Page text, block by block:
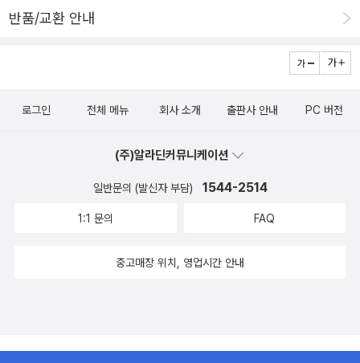
반품/교환 안내
로그인 전체 메뉴 회사 소개 출판사 안내 PC 버전
(주)알라딘커뮤니케이션
일반문의 (발신자 부담) 1544-2514
1:1 문의 FAQ
중고매장 위치, 영업시간 안내